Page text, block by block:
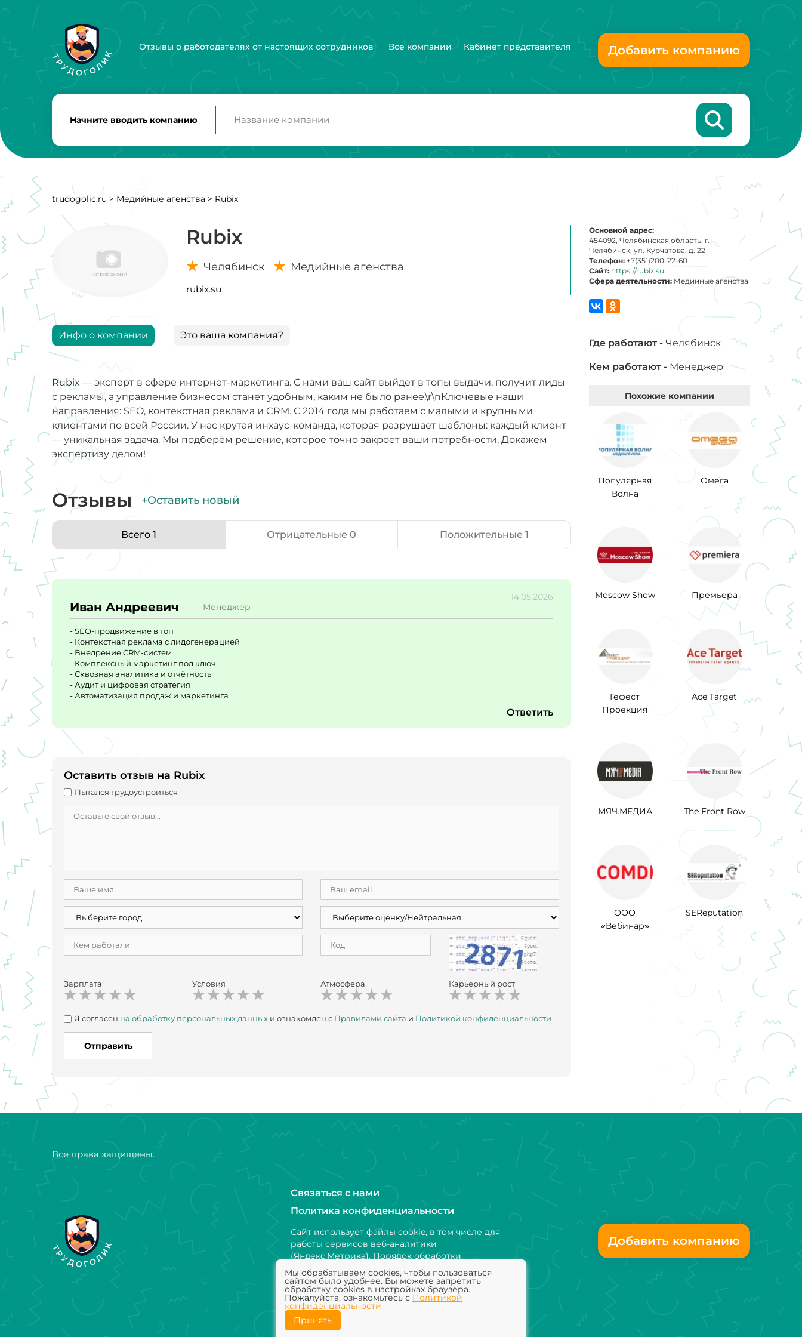
Отзывы о работодателях от настоящих сотрудников Все компании Кабинет представителя Добавить компанию
Начните вводить компанию
trudogolic.ru > Медийные агенства > Rubix
Rubix
Челябинск Медийные агенства
rubix.su
Инфо о компании Это ваша компания?
Rubix — эксперт в сфере интернет-маркетинга. С нами ваш сайт выйдет в топы выдачи, получит лиды
с рекламы, а управление бизнесом станет удобным, каким не было ранее.\r\nКлючевые наши
направления: SEO, контекстная реклама и CRM. С 2014 года мы работаем с малыми и крупными
клиентами по всей России. У нас крутая инхаус-команда, которая разрушает шаблоны: каждый клиент
— уникальная задача. Мы подберём решение, которое точно закроет ваши потребности. Докажем
экспертизу делом!
Отзывы +Оставить новый
Всего 1 Отрицательные 0 Положительные 1
14.05.2026
Иван Андреевич Менеджер
- SEO-продвижение в топ
- Контекстная реклама с лидогенерацией
- Внедрение CRM-систем
- Комплексный маркетинг под ключ
- Сквозная аналитика и отчётность
- Аудит и цифровая стратегия
- Автоматизация продаж и маркетинга
Ответить
Оставить отзыв на Rubix
Пытался трудоустроиться
Зарплата Условия Атмосфера Карьерный рост
Я согласен на обработку персональных данных и ознакомлен с Правилами сайта и Политикой конфиденциальности
Отправить
Основной адрес:
454092, Челябинская область, г.
Челябинск, ул. Курчатова, д. 22
Телефон: +7(351)200-22-60
Сайт: https://rubix.su
Сфера деятельности: Медийные агенства
Где работают - Челябинск
Кем работают - Менеджер
Похожие компании
Популярная
Волна
Омега
Moscow Show Премьера
Гефест
Проекция
Ace Target
МЯЧ.МЕДИА The Front Row
ООО
«Вебинар»
SEReputation
Все права защищены.
Связаться с нами
Политика конфиденциальности
Сайт использует файлы cookie, в том числе для
работы сервисов веб-аналитики
(Яндекс.Метрика). Порядок обработки
персональных данных и информации,
получаемой с использованием файлов cookie,
установлен Политикой конфиденциальности
Добавить компанию
Мы обрабатываем cookies, чтобы пользоваться
сайтом было удобнее. Вы можете запретить
обработку cookies в настройках браузера.
Пожалуйста, ознакомьтесь с Политикой
конфиденциальности
Принять